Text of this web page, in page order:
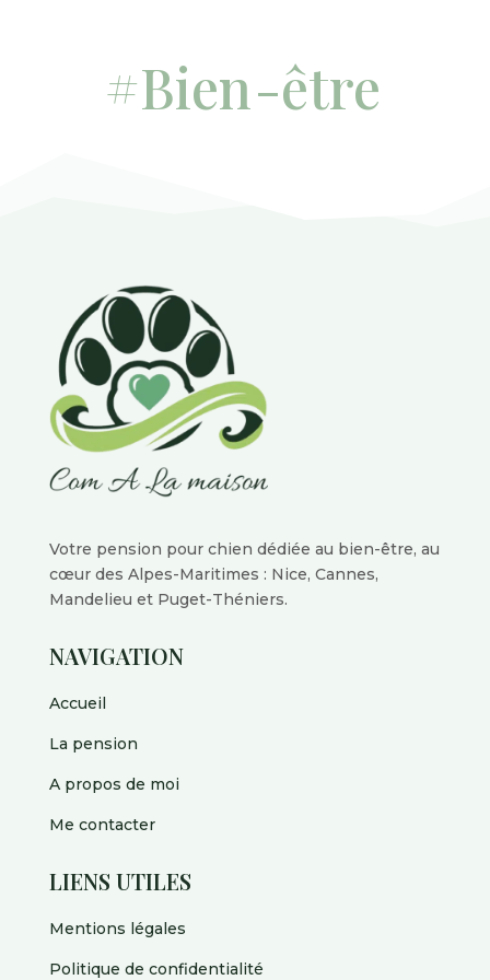
#Bien-être
Votre pension pour chien dédiée au bien-être, au
cœur des Alpes-Maritimes : Nice, Cannes,
Mandelieu et Puget-Théniers.
NAVIGATION
Accueil
La pension
A propos de moi
Me contacter
LIENS UTILES
Mentions légales
Politique de confidentialité